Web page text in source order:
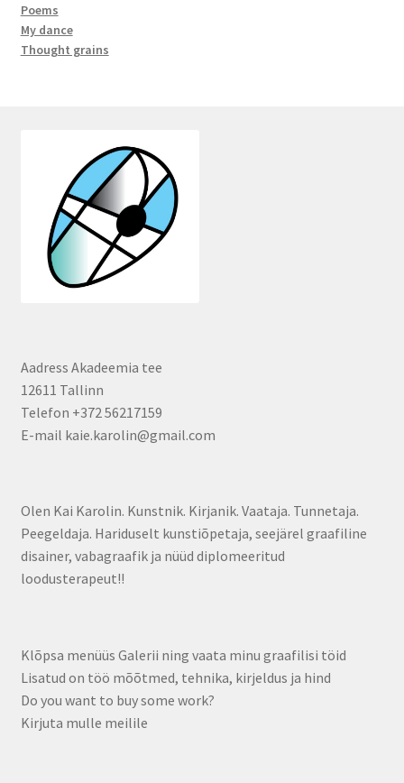
Poems
My dance
Thought grains
Aadress Akadeemia tee
12611 Tallinn
Telefon +372 56217159
E-mail kaie.karolin@gmail.com
Olen Kai Karolin. Kunstnik. Kirjanik. Vaataja. Tunnetaja.
Peegeldaja. Hariduselt kunstiõpetaja, seejärel graafiline
disainer, vabagraafik ja nüüd diplomeeritud
loodusterapeut!!
Klõpsa menüüs Galerii ning vaata minu graafilisi töid
Lisatud on töö mõõtmed, tehnika, kirjeldus ja hind
Do you want to buy some work?
Kirjuta mulle meilile